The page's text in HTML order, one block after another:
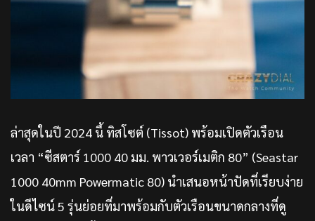
ล่าสุดในปี 2024 นี้ ทิสโซต์ (Tissot) พร้อมเปิดตัวเรือน
เวลา “ซีสตาร์ 1000 40 มม. พาวเวอร์เมติก 80” (Seastar
1000 40mm Powermatic 80) นำเสนอหน้าปัดที่เรียบง่าย
ในดีไซน์ 5 รุ่นย่อยที่มาพร้อมกับตัวเรือนขนาดกลางที่ดู